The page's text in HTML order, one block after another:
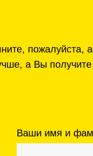
пожалуйста,
а Вы получите
Ваши имя и